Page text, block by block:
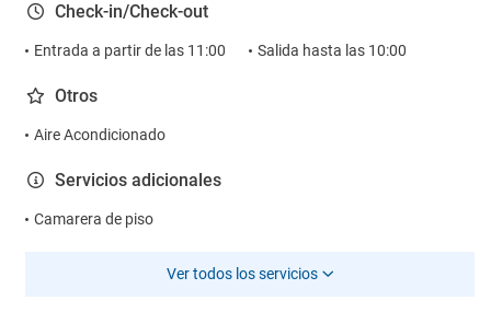
Check-in/Check-out
Entrada a partir de las 11:00 Salida hasta las 10:00
Otros
Aire Acondicionado
Servicios adicionales
Camarera de piso
Ver todos los servicios